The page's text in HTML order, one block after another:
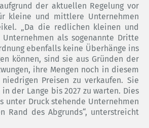
der aktuellen Regelung vor
kleine und mittlere Unternehmen
„Da die redlichen kleinen und
als sogenannte Dritte
ebenfalls keine Überhänge ins
können, sind sie aus Gründen der
ihre Mengen noch in diesem
Preisen zu verkaufen. Sie
der Lange bis 2027 zu warten. Dies
unter Druck stehende Unternehmen
Rand des Abgrunds“, unterstreicht